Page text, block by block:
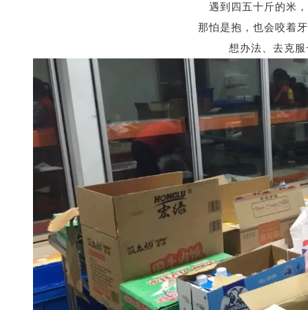
遇到四五十斤的米
那怕是抱， 也会咬着
想办法、去克